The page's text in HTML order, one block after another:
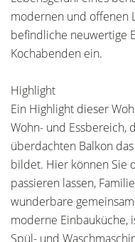
modernen und offenen
befindliche neuwertige
Kochabenden ein.
Highlight
Ein Highlight dieser
Wohn- und Essbereich,
überdachten Balkon
bildet. Hier können Sie
passieren lassen,
wunderbare
moderne Einbauküche,
Spül- und